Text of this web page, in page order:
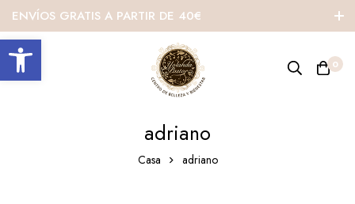
Abrir barra de herramientas
ENVÍOS GRATIS A PARTIR DE 40€
0
adriano
Casa adriano